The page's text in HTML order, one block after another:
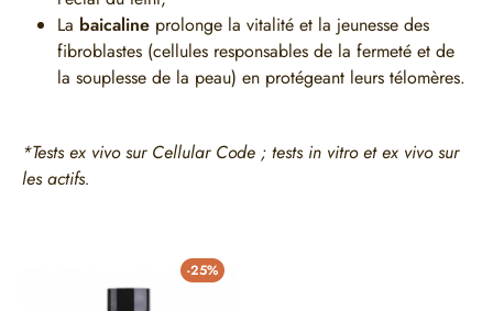
La baicaline prolonge la vitalité et la jeunesse des
fibroblastes (cellules responsables de la fermeté et de
la souplesse de la peau) en protégeant leurs télomères.
*Tests ex vivo sur Cellular Code ; tests in vitro et ex vivo sur
les actifs.
-25%